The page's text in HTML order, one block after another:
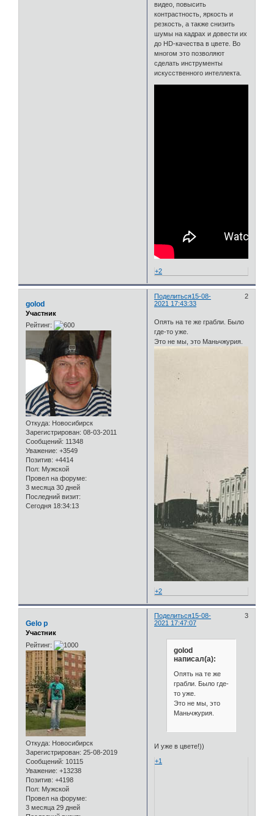
видео, повысить
контрастность, яркость и
резкость, а также снизить
шумы на кадрах и довести их
до HD-качества в цвете. Во
многом это позволяют
сделать инструменты
искусственного интеллекта.
+2
Поделиться 2
15-08-
2021 17:43:33
golod
Участник
Рейтинг:
Откуда: Новосибирск
Зарегистрирован: 08-03-2011
Сообщений: 11348
Уважение: +3549
Позитив: +4414
Пол: Мужской
Провел на форуме:
3 месяца 30 дней
Последний визит:
Сегодня 18:34:13
Опять на те же грабли. Было
где-то уже.
Это не мы, это Маньчжурия.
+2
Поделиться 3
15-08-
2021 17:47:07
Gelo p
Участник
Рейтинг:
Откуда: Новосибирск
Зарегистрирован: 25-08-2019
Сообщений: 10115
Уважение: +13238
Позитив: +4198
Пол: Мужской
Провел на форуме:
3 месяца 29 дней
golod
написал(а):
Опять на те же
грабли. Было где-
то уже.
Это не мы, это
Маньчжурия.
И уже в цвете!))
+1